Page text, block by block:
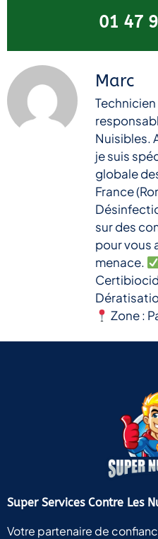
01 47
Marc
Nuisibles.
je suis
globale
France
sur des
pour vous
menace.
Zone :
Super Services Contre Les
Votre partenaire de